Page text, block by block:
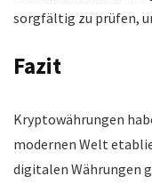
sorgfältig zu prüfen,
Fazit
Kryptowährungen
modernen Welt
digitalen Währungen